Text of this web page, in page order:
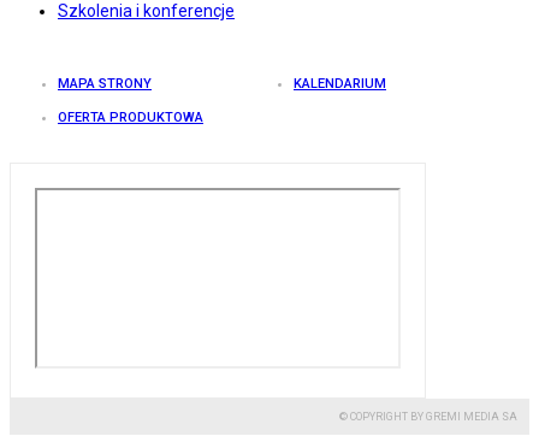
Szkolenia i konferencje
MAPA STRONY KALENDARIUM
OFERTA PRODUKTOWA
© COPYRIGHT BY GREMI MEDIA SA